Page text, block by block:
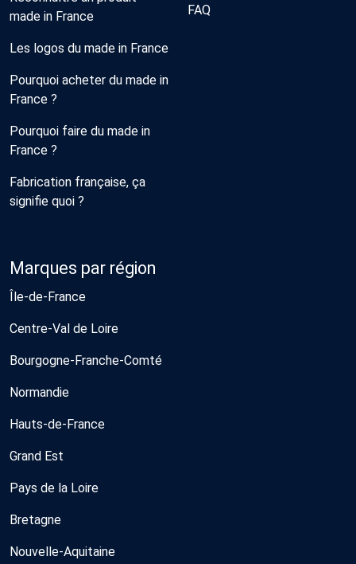
made in France
Les logos du made in France
Pourquoi acheter du made in
France ?
Pourquoi faire du made in
France ?
Fabrication française, ça
signifie quoi ?
FAQ
Marques par région
Île-de-France
Centre-Val de Loire
Bourgogne-Franche-Comté
Normandie
Hauts-de-France
Grand Est
Pays de la Loire
Bretagne
Nouvelle-Aquitaine